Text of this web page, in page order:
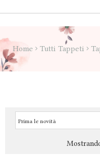
Home Tutti Tappeti
Prima le novità